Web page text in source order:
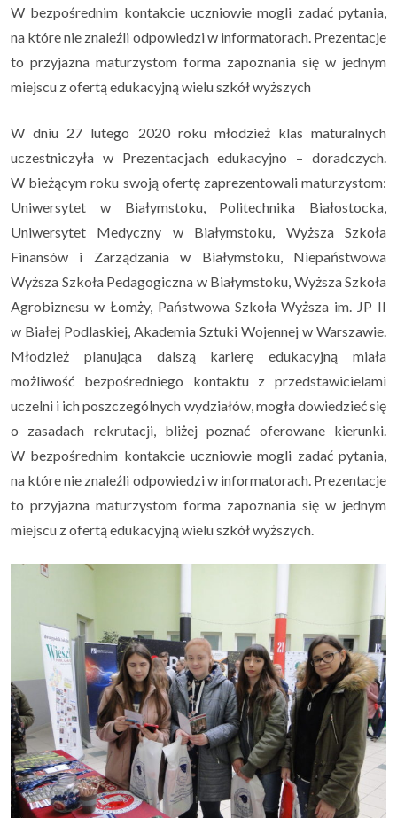
W bezpośrednim kontakcie uczniowie mogli zadać pytania,
na które nie znaleźli odpowiedzi w informatorach. Prezentacje
to przyjazna maturzystom forma zapoznania się w jednym
miejscu z ofertą edukacyjną wielu szkół wyższych
W dniu 27 lutego 2020 roku młodzież klas maturalnych
uczestniczyła w Prezentacjach edukacyjno – doradczych.
W bieżącym roku swoją ofertę zaprezentowali maturzystom:
Uniwersytet w Białymstoku, Politechnika Białostocka,
Uniwersytet Medyczny w Białymstoku, Wyższa Szkoła
Finansów i Zarządzania w Białymstoku, Niepaństwowa
Wyższa Szkoła Pedagogiczna w Białymstoku, Wyższa Szkoła
Agrobiznesu w Łomży, Państwowa Szkoła Wyższa im. JP II
w Białej Podlaskiej, Akademia Sztuki Wojennej w Warszawie.
Młodzież planująca dalszą karierę edukacyjną miała
możliwość bezpośredniego kontaktu z przedstawicielami
uczelni i ich poszczególnych wydziałów, mogła dowiedzieć się
o zasadach rekrutacji, bliżej poznać oferowane kierunki.
W bezpośrednim kontakcie uczniowie mogli zadać pytania,
na które nie znaleźli odpowiedzi w informatorach. Prezentacje
to przyjazna maturzystom forma zapoznania się w jednym
miejscu z ofertą edukacyjną wielu szkół wyższych.